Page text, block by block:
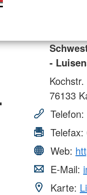
-
Kochstr.
76133
Telefon:
Telefax:
Web:
E-Mail:
Karte: